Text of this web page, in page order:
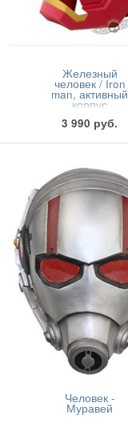
Железный
человек / Iron
man, активный
корпус
3 990 руб.
Человек -
Муравей